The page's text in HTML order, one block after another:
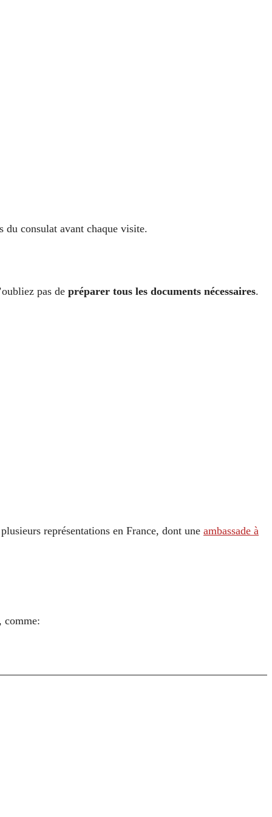
consulat avant chaque visite.
pas de préparer tous les documents nécessaires.
représentations en France, dont une ambassade à
comme: